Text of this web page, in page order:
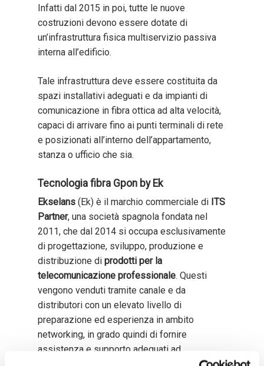
Infatti dal 2015 in poi, tutte le nuove
costruzioni devono essere dotate di
un’infrastruttura fisica multiservizio passiva
interna all’edificio.
Tale infrastruttura deve essere costituita da
spazi installativi adeguati e da impianti di
comunicazione in fibra ottica ad alta velocità,
capaci di arrivare fino ai punti terminali di rete
e posizionati all’interno dell’appartamento,
stanza o ufficio che sia.
Tecnologia fibra Gpon by Ek
Ekselans (Ek) è il marchio commerciale di ITS
Partner, una società spagnola fondata nel
2011, che dal 2014 si occupa esclusivamente
di progettazione, sviluppo, produzione e
distribuzione di prodotti per la
telecomunicazione professionale. Questi
vengono venduti tramite canale e da
distributori con un elevato livello di
preparazione ed esperienza in ambito
networking, in grado quindi di fornire
assistenza e supporto adeguati ad